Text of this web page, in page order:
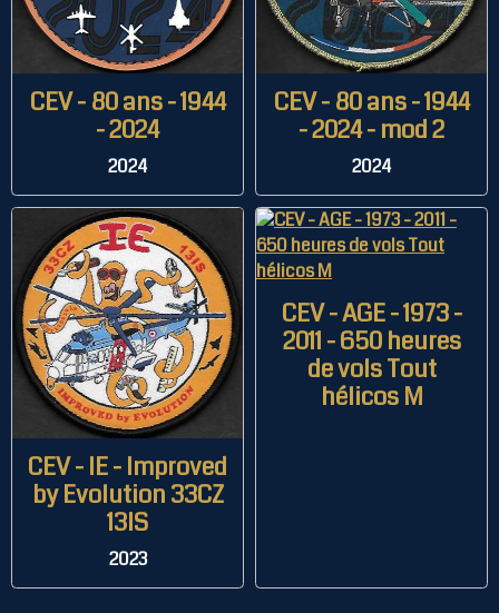
CEV - 80 ans - 1944
- 2024
2024
CEV - 80 ans - 1944
- 2024 - mod 2
2024
CEV - IE - Improved
by Evolution 33CZ
13IS
2023
CEV - AGE - 1973 -
2011 - 650 heures
de vols Tout
hélicos M